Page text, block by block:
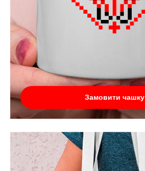
Замовити чашку